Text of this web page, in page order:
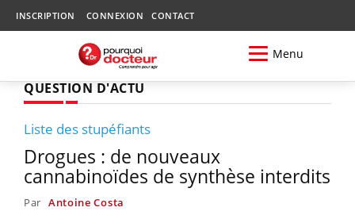
INSCRIPTION CONNEXION CONTACT
Menu
QUESTION D'ACTU
Liste des stupéfiants
Drogues : de nouveaux
cannabinoïdes de synthèse interdits
Par Antoine Costa